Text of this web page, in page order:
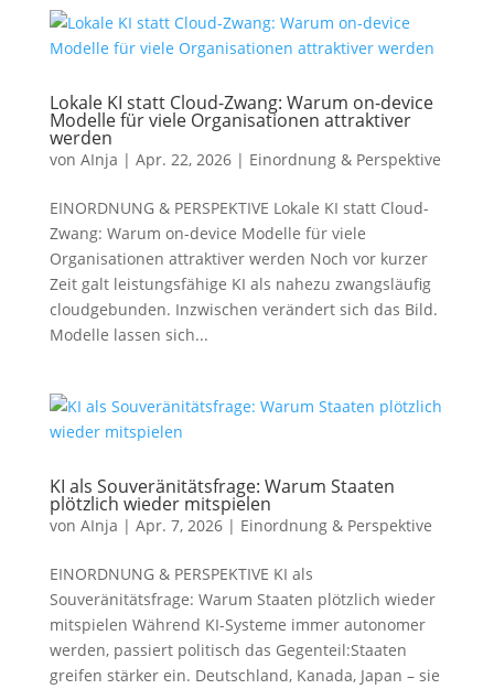
Lokale KI statt Cloud-Zwang: Warum on-device
Modelle für viele Organisationen attraktiver
werden
von AInja | Apr. 22, 2026| Einordnung & Perspektive
EINORDNUNG & PERSPEKTIVE Lokale KI statt Cloud-
Zwang: Warum on-device Modelle für viele
Organisationen attraktiver werden Noch vor kurzer
Zeit galt leistungsfähige KI als nahezu zwangsläufig
cloudgebunden. Inzwischen verändert sich das Bild.
Modelle lassen sich...
KI als Souveränitätsfrage: Warum Staaten
plötzlich wieder mitspielen
von AInja | Apr. 7, 2026| Einordnung & Perspektive
EINORDNUNG & PERSPEKTIVE KI als
Souveränitätsfrage: Warum Staaten plötzlich wieder
mitspielen Während KI-Systeme immer autonomer
werden, passiert politisch das Gegenteil:Staaten
greifen stärker ein. Deutschland, Kanada, Japan – sie